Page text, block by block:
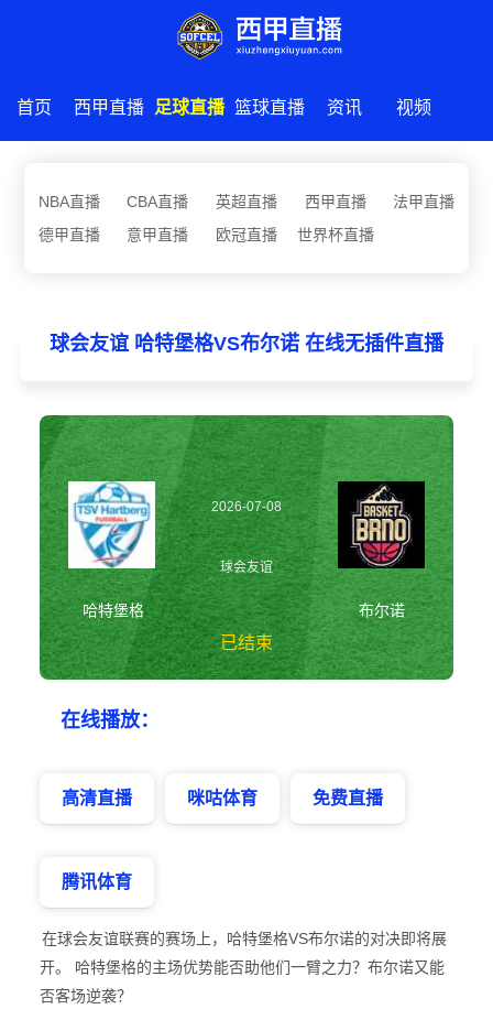
首页 西甲直播 足球直播 篮球直播 资讯 视频
NBA直播 CBA直播 英超直播 西甲直播
法甲直播
德甲直播
意甲直播 欧冠直播 世界杯直播
球会友谊 哈特堡格VS布尔诺 在线无插件直播
哈特堡格
2026-07-08
23:00:00
球会友谊
已结束
布尔诺
在线播放：
高清直播 咪咕体育 免费直播
腾讯体育
在球会友谊联赛的赛场上，哈特堡格VS布尔诺的对决即将展
开。 哈特堡格的主场优势能否助他们一臂之力？布尔诺又能
否客场逆袭？